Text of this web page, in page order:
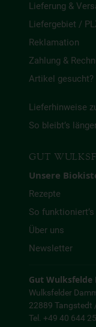
Lieferung &
Liefergebiet /
Reklamation
Zahlung &
Artikel
Lieferhinweise
So bleibt’s
GUT
Unsere
Rezepte
So funktioniert’s
Über uns
Newsletter
Gut Wulksfelde
Wulksfelder
22889 Tangstedt
Tel. +49 40 644